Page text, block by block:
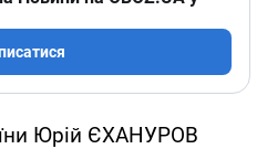
Юрій ЄХАНУРОВ